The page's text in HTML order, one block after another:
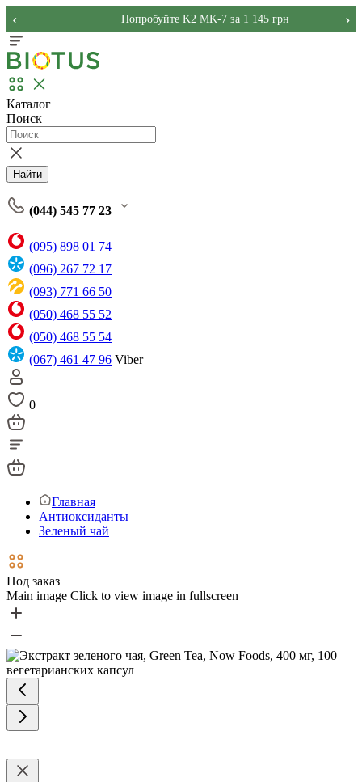
Попробуйте K2 MK-7 за 1 145 грн
‹ ›
Каталог
Поиск
Найти
(044) 545 77 23
(095) 898 01 74
(096) 267 72 17
(093) 771 66 50
(050) 468 55 52
(050) 468 55 54
(067) 461 47 96 Viber
0
Главная
Антиоксиданты
Зеленый чай
Под заказ
Main image Click to view image in fullscreen